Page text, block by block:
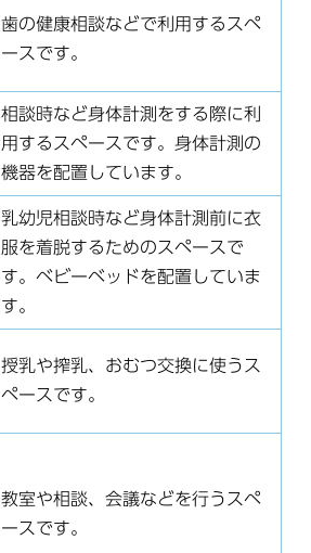
歯の健康相談などで利用するスペ
ースです。
相談時など身体計測をする際に利
用するスペースです。身体計測の
機器を配置しています。
乳幼児相談時など身体計測前に衣
服を着脱するためのスペースで
す。ベビーベッドを配置していま
す。
授乳や搾乳、おむつ交換に使うス
ペースです。
教室や相談、会議などを行うスペ
ースです。